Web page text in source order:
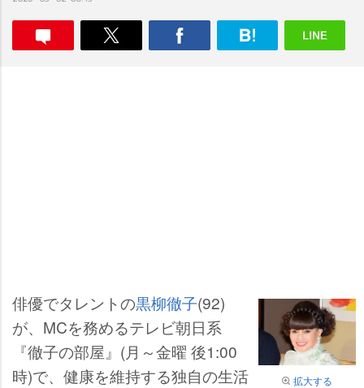
拡大する
俳優でタレントの黒柳徹子(92)
が、MCを務めるテレビ朝日系
『徹子の部屋』(月～金曜 後1:00
時)で、健康を維持する独自の生活